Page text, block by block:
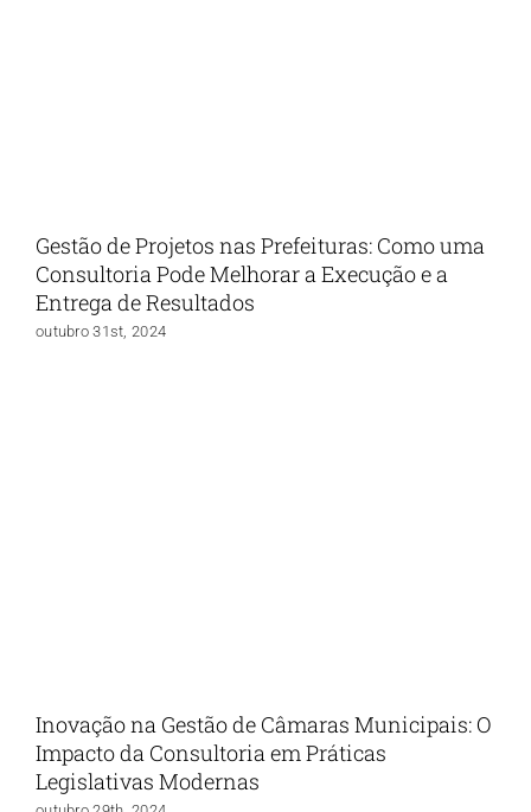
Gestão de Projetos nas Prefeituras: Como uma
Consultoria Pode Melhorar a Execução e a
Entrega de Resultados
outubro 31st, 2024
Inovação na Gestão de Câmaras Municipais: O
Impacto da Consultoria em Práticas
Legislativas Modernas